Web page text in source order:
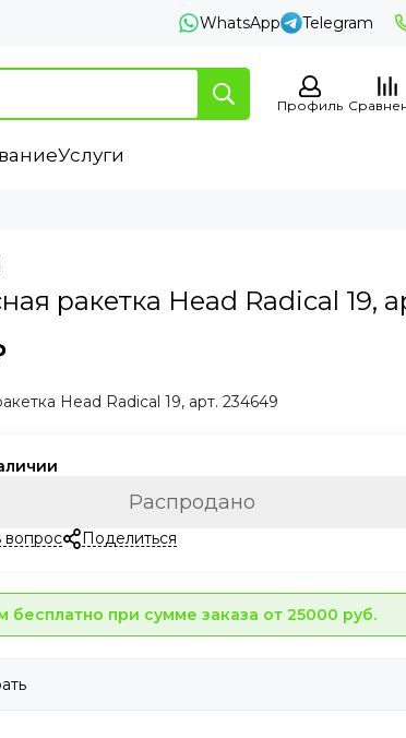
WhatsApp Telegram
Профиль
Услуги
ракетка Head Radical 19,
Head Radical 19, арт. 234649
Распродано
вопрос Поделиться
бесплатно при сумме заказа от 25000 руб.